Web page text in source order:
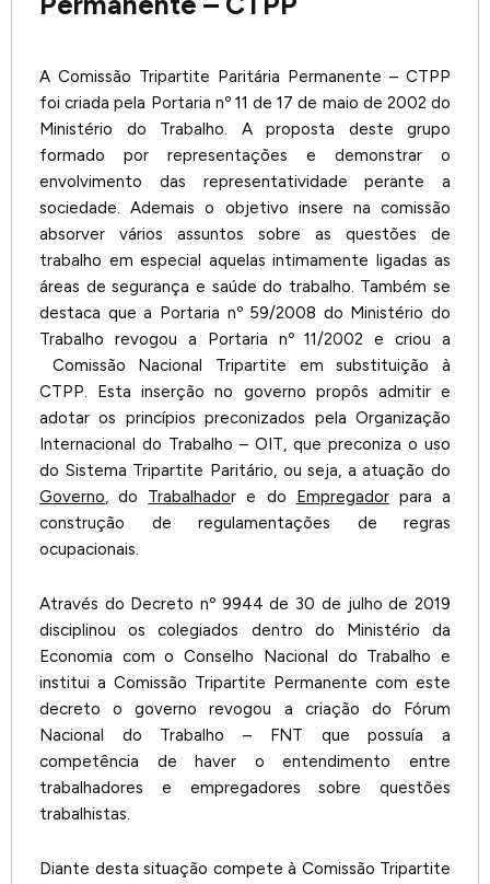
A Comissão Tripartite Paritária Permanente – CTPP
foi criada pela Portaria nº 11 de 17 de maio de 2002 do
Ministério do Trabalho. A proposta deste grupo
formado por representações e demonstrar o
envolvimento das representatividade perante a
sociedade. Ademais o objetivo insere na comissão
absorver vários assuntos sobre as questões de
trabalho em especial aquelas intimamente ligadas as
áreas de segurança e saúde do trabalho. Também se
destaca que a Portaria nº 59/2008 do Ministério do
Trabalho revogou a Portaria nº 11/2002 e criou a
Comissão Nacional Tripartite em substituição à
CTPP. Esta inserção no governo propôs admitir e
adotar os princípios preconizados pela Organização
Internacional do Trabalho – OIT, que preconiza o uso
do Sistema Tripartite Paritário, ou seja, a atuação do
Governo, do Trabalhador e do Empregadorpara a
construção de regulamentações de regras
ocupacionais.
Através do Decreto nº 9944 de 30 de julho de 2019
disciplinou os colegiados dentro do Ministério da
Economia com o Conselho Nacional do Trabalho e
institui a Comissão Tripartite Permanente com este
decreto o governo revogou a criação do Fórum
Nacional do Trabalho – FNT que possuía a
competência de haver o entendimento entre
trabalhadores e empregadores sobre questões
trabalhistas.
Diante desta situação compete à Comissão Tripartite